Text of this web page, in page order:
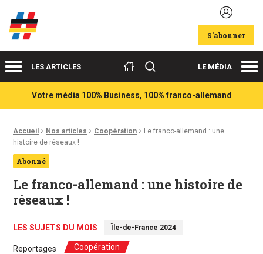
Acteurs du franco-allemand
S'abonner
MenuLES ARTICLES Rechercher LE MÉDIA
Votre média 100% Business, 100% franco-allemand
Fil d'Ariane :
Accueil › Nos articles › Coopération › Le franco-allemand : une
histoire de réseaux !
Abonné
Le franco-allemand : une histoire de
réseaux !
LES SUJETS DU MOIS Île-de-France 2024
Reportages Coopération